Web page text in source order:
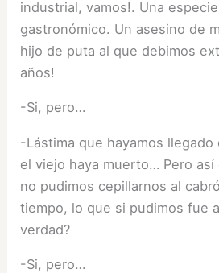
industrial, vamos!. Una
gastronómico. Un asesino de
hijo de puta al que debimos
años!
-Si, pero…
-Lástima que hayamos
el viejo haya muerto… Pero así
no pudimos cepillarnos al
tiempo, lo que si pudimos fue
verdad?
-Si, pero…